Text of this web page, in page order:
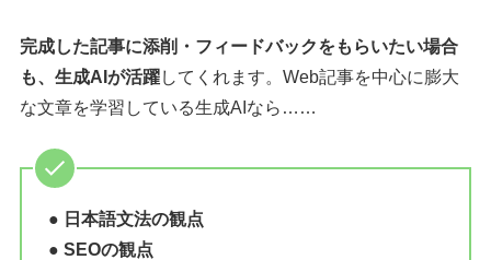
完成した記事に添削・フィードバックをもらいたい場合
も、生成AIが活躍してくれます。Web記事を中心に膨大
な文章を学習している生成AIなら……
● 日本語文法の観点
● SEOの観点